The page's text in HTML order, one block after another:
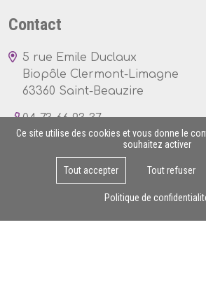
Contact
5 rue Emile Duclaux
Biopôle Clermont-Limagne
63360 Saint-Beauzire
04 73 66 93 37
Lun - Ven : 8h - 17h
Ce site utilise des cookies et vous donne le
souhaitez activer
Tout accepter Tout refuser
Politique de